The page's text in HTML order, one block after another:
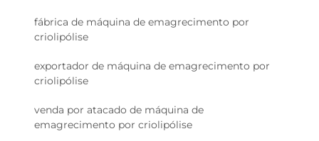
fábrica de máquina de emagrecimento por
criolipólise
exportador de máquina de emagrecimento por
criolipólise
venda por atacado de máquina de
emagrecimento por criolipólise